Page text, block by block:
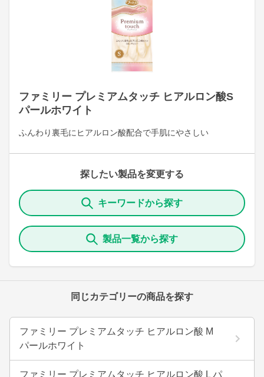
ファミリー プレミアムタッチ ヒアルロン酸S
パールホワイト
ふんわり裏毛にヒアルロン酸配合で手肌にやさしい
探したい製品を変更する
キーワードから探す
製品一覧から探す
同じカテゴリーの商品を探す
ファミリー プレミアムタッチ ヒアルロン酸 M
パールホワイト
ファミリー プレミアムタッチ ヒアルロン酸 L パ